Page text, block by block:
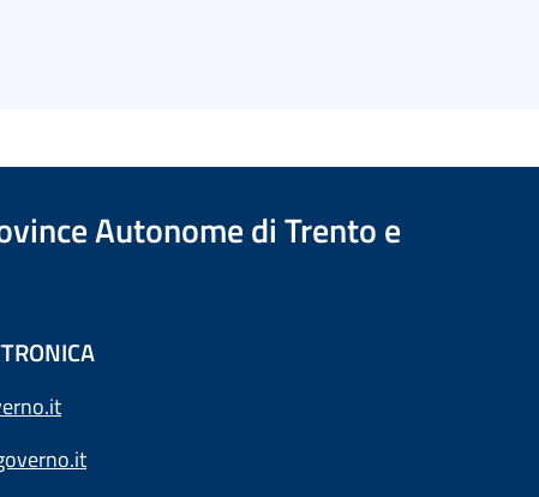
Autonome di Trento e